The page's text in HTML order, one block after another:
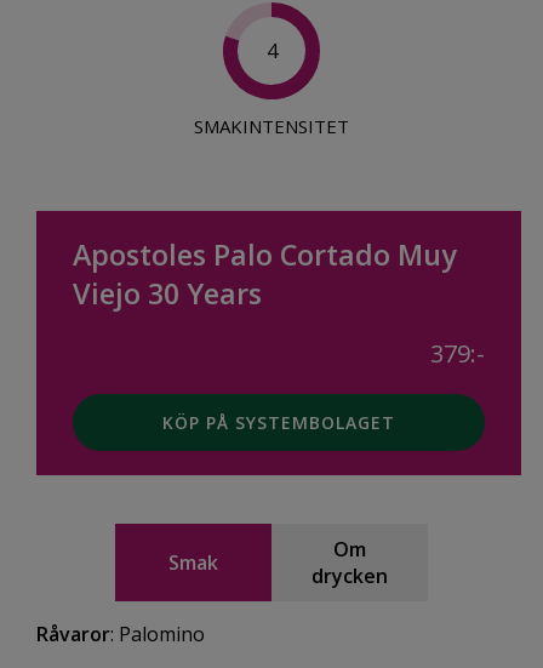
4
SMAKINTENSITET
Apostoles Palo Cortado Muy
Viejo 30 Years
379:-
KÖP PÅ SYSTEMBOLAGET
Smak
Om
drycken
Råvaror: Palomino